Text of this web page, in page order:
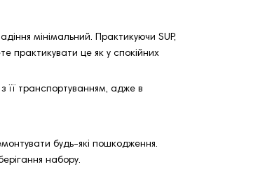
мінімальний. Практикуючи SUP,
практикувати це як у спокійних
її транспортуванням, адже в
будь-які пошкодження.
набору.